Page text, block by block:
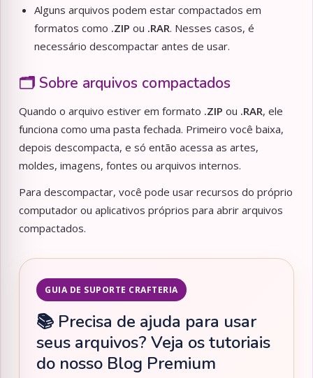
Alguns arquivos podem estar compactados em
formatos como .ZIP ou .RAR. Nesses casos, é
necessário descompactar antes de usar.
🗂️ Sobre arquivos compactados
Quando o arquivo estiver em formato .ZIP ou .RAR, ele
funciona como uma pasta fechada. Primeiro você baixa,
depois descompacta, e só então acessa as artes,
moldes, imagens, fontes ou arquivos internos.
Para descompactar, você pode usar recursos do próprio
computador ou aplicativos próprios para abrir arquivos
compactados.
GUIA DE SUPORTE CRAFTERIA
📚 Precisa de ajuda para usar
seus arquivos? Veja os tutoriais
do nosso Blog Premium